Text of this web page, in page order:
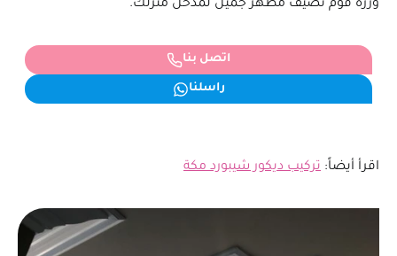
وزرة فوم تضيف مظهر جميل لمدخل منزلك.
اتصل بنا
راسلنا
اقرأ أيضاً: تركيب ديكور شيبورد مكة